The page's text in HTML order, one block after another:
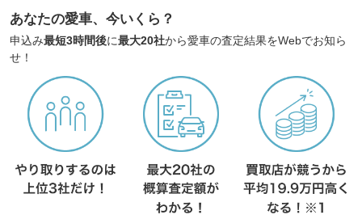
あなたの愛車、今いくら？
申込み最短3時間後に最大20社から愛車の査定結果をWebでお知ら
せ！